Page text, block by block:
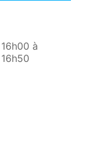
16h00 à
16h50